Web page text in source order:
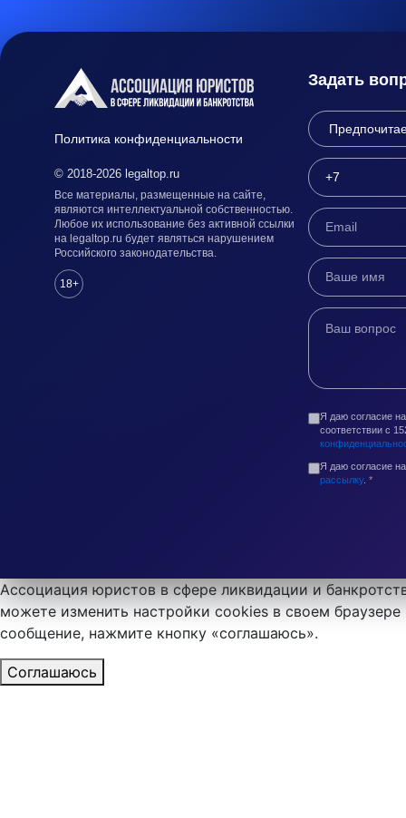
Политика конфиденциальности
© 2018-2026 legaltop.ru
Все материалы, размещенные на сайте,
являются интеллектуальной собственностью.
Любое их использование без активной ссылки
на legaltop.ru будет являться нарушением
Российского законодательства.
18+
Задать
Я даю согласие
соответствии с
Я даю согласие
рассылку. *
Ассоциация юристов в сфере ликвидации и
можете изменить настройки cookies в своем
сообщение, нажмите кнопку «соглашаюсь».
Соглашаюсь